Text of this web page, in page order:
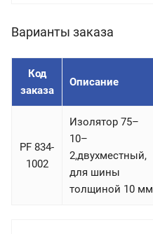
Варианты заказа
Код
заказа
Описание
PF 834-
1002
Изолятор 75–
10–
2,двухместный,
для шины
толщиной 10 мм